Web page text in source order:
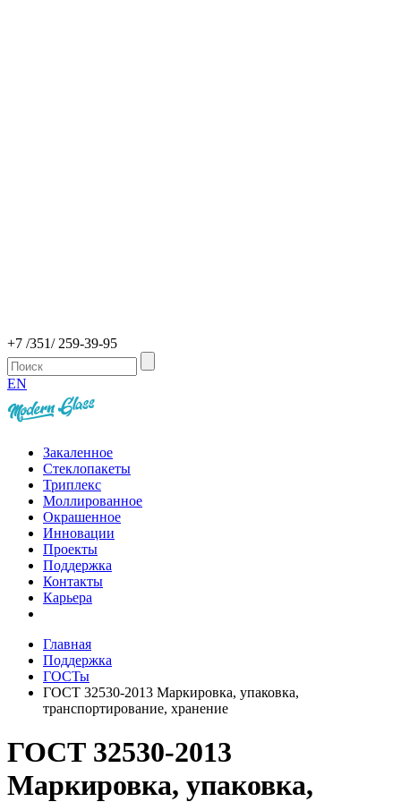
+7 /351/ 259-39-95
EN
Закаленное
Стеклопакеты
Триплекс
Моллированное
Окрашенное
Инновации
Проекты
Поддержка
Контакты
Карьера
Главная
Поддержка
ГОСТы
ГОСТ 32530-2013 Маркировка, упаковка,
транспортирование, хранение
ГОСТ 32530-2013
Маркировка, упаковка,